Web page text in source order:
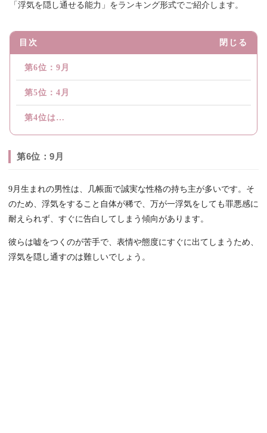
「浮気を隠し通せる能力」をランキング形式でご紹介します。
目次 閉じる
第6位：9月
第5位：4月
第4位は…
第6位：9月
9月生まれの男性は、几帳面で誠実な性格の持ち主が多いです。そ
のため、浮気をすること自体が稀で、万が一浮気をしても罪悪感に
耐えられず、すぐに告白してしまう傾向があります。
彼らは嘘をつくのが苦手で、表情や態度にすぐに出てしまうため、
浮気を隠し通すのは難しいでしょう。